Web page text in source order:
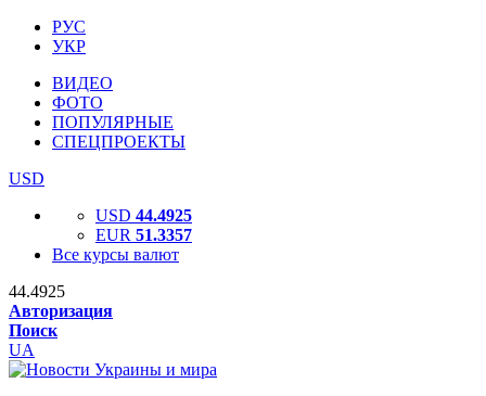
РУС
УКР
ВИДЕО
ФОТО
ПОПУЛЯРНЫЕ
СПЕЦПРОЕКТЫ
USD
USD 44.4925
EUR 51.3357
Все курсы валют
44.4925
Авторизация
Поиск
UA